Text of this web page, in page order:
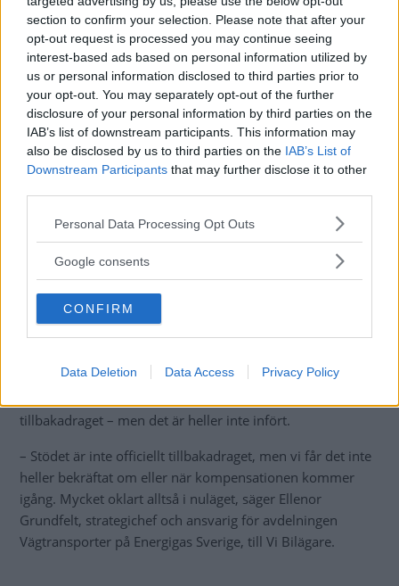
section to confirm your selection. Please note that after your
opt-out request is processed you may continue seeing
interest-based ads based on personal information utilized by
us or personal information disclosed to third parties prior to
your opt-out. You may separately opt-out of the further
disclosure of your personal information by third parties on the
IAB’s list of downstream participants. This information may
also be disclosed by us to third parties on the IAB’s List of
Downstream Participants that may further disclose it to other
Please note that this website/app uses one or more Google
not limited to your visit or usage behaviour. You may click to
use your data for below specified purposes in below Google
consent section.
Personal Data Processing Opt Outs
Google consents
CONFIRM
Data Deletion Data Access Privacy Policy
”Vi har sökt efter kompensationen i både höständringsbudgeten och
budgetpropositionen men hittar ingenting om det”, säger Ellenor Grundfel på
branschorganisationen Energigas Sverige. Foto: Energigas Sverige
Finns inte i budgeten
Inte hellerbranschorganisationen Energigas Sverige har
varken i höständringsbudgeten eller budgetpropositionen
tillbakadraget – men det är heller inte infört.
– Stödet är inte officiellt tillbakadraget, men vi får det inte
heller bekräftat om eller när kompensationen kommer
igång. Mycket oklart alltså i nuläget, säger Ellenor
Grundfelt, strategichef och ansvarig för avdelningen
Vägtransporter på Energigas Sverige, till Vi Bilägare.